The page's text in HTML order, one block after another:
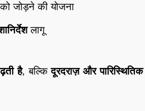
जोड़ने की योजना
लागू
है, बल्किदूरदराज़ और